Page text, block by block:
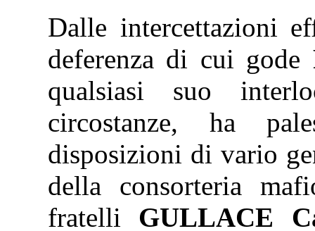
Dalle intercettazioni
deferenza di cui gode
qualsiasi suo
circostanze, ha
disposizioni di vario
della consorteria
fratelli GULLACE